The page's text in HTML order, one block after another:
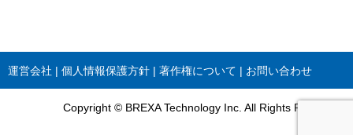
運営会社 個人情報保護方針 著作権について お問い合わせ
Copyright © BREXA Technology Inc. All Rights Reserved.